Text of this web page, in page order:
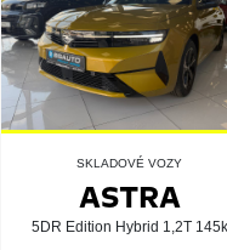
SKLADOVÉ VOZY
ASTRA
5DR Edition Hybrid 1,2T 145k